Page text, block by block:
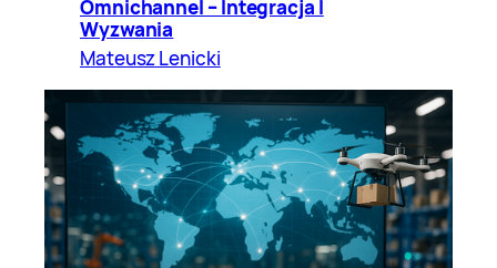
Omnichannel – Integracja I
Wyzwania
Mateusz Lenicki